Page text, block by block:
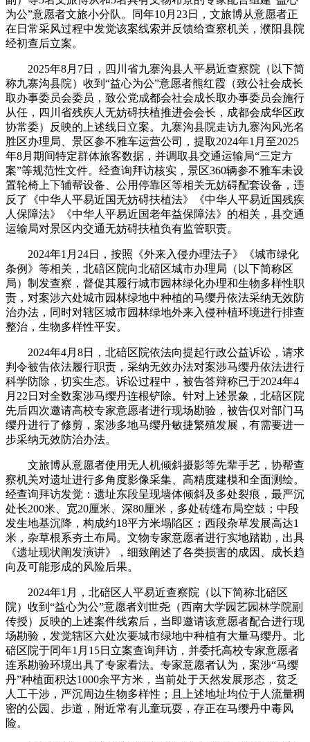
为公”意愿者文旅小分队。同年10月23日，文旅博从意愿者正
在日常采风过程中发觉该案线索并反馈给查察机关，濮阳县院
经初查后立案。
2025年8月7日，四川省九寨沟县人平易近查察院（以下简
称九寨沟县院）收到“益心为公”意愿者熊红霞（致公社会成长
取办事委员会委员，致公党成都会社会成长取办事委员会施行
从任，四川省残疾人无妨碍扶植推进会会长，成都会成华区政
协常委）反映的上述线日立案。九寨沟县院走访九寨沟风光名
胜区办理局、景区参不雅车运营公司，提取2024年1月至2025
年8月期间特定群体旅客数据，并调取县交通运输局“三定方
案”等规范性文件。经查询拜访核实，景区360辆参不雅车未设
置轮椅上下辅帮设备、公用停靠区等相关无妨碍配套设备，违
反了《中华人平易近国无妨碍扶植法》《中华人平易近国残疾
人保障法》《中华人平易近国老年益保障法》的相关，县交通
运输局对景区内交通无妨碍扶植负有监管职责。
2024年1月24日，按照《外来入侵办理法子》《城市绿化
条例》等相关，北碚区院向北碚区城市办理局（以下简称区
局）制发查察，督促其履行城市园林绿化办理和生物多样性职
责，对案涉六处城市园林绿地中种植的马缨丹依法采纳无效防
治办法，同时对辖区城市园林绿地外来入侵种植环境进行排查
整治，生物多样性平安。
2024年4月8日，北碚区院依法向提起行政公益诉讼，请求
判令被告依法履行职责，采纳无效办法对案涉马缨丹依法进行
科学防除，切实生态。诉讼过程中，被告答辩称已于2024年4
月22日对全数案涉马缨丹连根铲除。针对上述景象，北碚区院
先后四次邀请高校专家意愿者进行现场勘验，被告仅对部门马
缨丹进行了修剪，案涉多地马缨丹敏捷繁殖发展，有需要进一
步采纳无效防治办法。
文旅博从意愿者使用无人机倾斜摄影等先辈手艺，协帮查
察机关对遗址进行多角度影像采集、高精度建模和全面测绘。
经查询拜访发觉：遗址东段呈现墙体倾斜及多处裂痕，最严沉
处长200米、宽20厘米、深80厘米，多处砖缝布局空鼓；中段
发生地基沉降，构成约18平方米塌陷区；西段杂草发展高达1
米，杂草根系夯土布局。文物专家意愿者进行实地踏勘，出具
《遗址现状阐发演讲》，细致阐述了各类损害的成因、成长趋
向及可能形成的风险后果。
2024年1月，北碚区人平易近查察院（以下简称北碚区
院）收到“益心为公”意愿者刘世尧（西南大学园艺园林学院副
传授）反映的上述案件线索后，当即邀请该意愿者配合进行现
场勘验，发觉辖区六处次要城市绿地中种植有大量马缨丹。北
碚区院于同年1月15日立案查询拜访，并委托高校专家意愿者
连系勘验环境出具了专家看法。专家意愿者认为，案涉“马缨
丹”种植面积达1000余平方米，当前处于天然发展形态，贫乏
人工干涉，严沉周边生物多样性；且上述地址均位于人流量稠
密的公园、步道，附近常有儿童玩耍，存正在马缨丹中毒风
险。